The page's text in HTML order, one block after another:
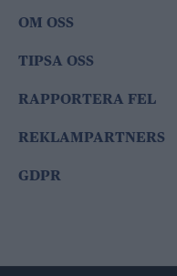
OM OSS
TIPSA OSS
RAPPORTERA FEL
REKLAMPARTNERS
GDPR